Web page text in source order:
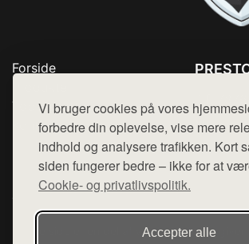
Vi bruger cookies på vores
forbedre din oplevelse, vise mere
indhold og analysere trafikken. Kort
siden fungerer bedre – ikke for at
Cookie- og privatlivspolitik.
Accepter alle
Forside
Top Rabatter
Kontakt
Mail:
Cookie-
Denne side er en del af want.dk, der udgiver